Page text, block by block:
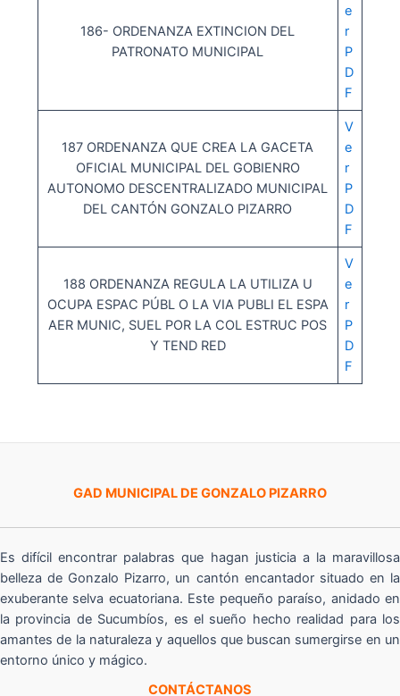
186- ORDENANZA EXTINCION DEL
PATRONATO MUNICIPAL
e
r
P
D
F
187 ORDENANZA QUE CREA LA GACETA
OFICIAL MUNICIPAL DEL GOBIENRO
AUTONOMO DESCENTRALIZADO MUNICIPAL
DEL CANTÓN GONZALO PIZARRO
V
e
r
P
D
F
188 ORDENANZA REGULA LA UTILIZA U
OCUPA ESPAC PÚBL O LA VIA PUBLI EL ESPA
AER MUNIC, SUEL POR LA COL ESTRUC POS
Y TEND RED
V
e
r
P
D
F
GAD MUNICIPAL DE GONZALO PIZARRO
Es difícil encontrar palabras que hagan justicia a la maravillosa
belleza de Gonzalo Pizarro, un cantón encantador situado en la
exuberante selva ecuatoriana. Este pequeño paraíso, anidado en
la provincia de Sucumbíos, es el sueño hecho realidad para los
amantes de la naturaleza y aquellos que buscan sumergirse en un
entorno único y mágico.
CONTÁCTANOS